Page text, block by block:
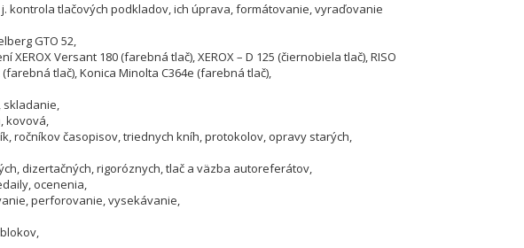
kontrola tlačových podkladov, ich úprava, formátovanie, vyraďovanie
GTO 52,
Versant 180 (farebná tlač), XEROX – D 125 (čiernobiela tlač), RISO
(farebná tlač), Konica Minolta C364e (farebná tlač),
skladanie,
kovová,
ročníkov časopisov, triednych kníh, protokolov, opravy starých,
dizertačných, rigoróznych, tlač a väzba autoreferátov,
ocenenia,
perforovanie, vysekávanie,